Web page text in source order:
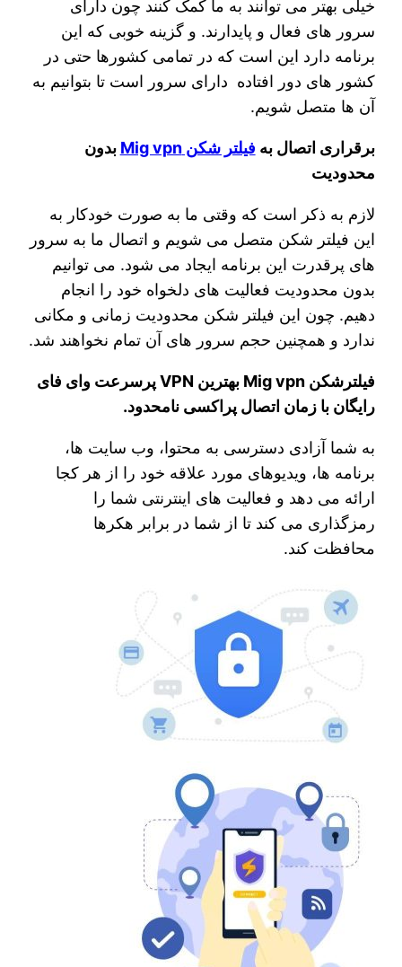
خیلی بهتر می‌ توانند به ما کمک کنند چون دارای
سرور های فعال و پایدارند. و گزینه خوبی که این
برنامه دارد این است که در تمامی کشورها حتی در
کشور های دور افتاده دارای سرور است تا بتوانیم به
آن ها متصل شویم.
برقراری اتصال به فیلتر شکن Mig vpn
بدون
محدودیت
لازم به ذکر است که وقتی ما به صورت خودکار به
این فیلتر شکن متصل می‌ شویم و اتصال ما به سرور
های پرقدرت این برنامه ایجاد می‌ شود. می‌ توانیم
بدون محدودیت فعالیت‌ های دلخواه خود را انجام
دهیم. چون این فیلتر شکن محدودیت زمانی و مکانی
ندارد و همچنین حجم سرور های آن تمام نخواهند شد.
فیلترشکن Mig vpn بهترین VPN پرسرعت وای فای
رایگان با زمان اتصال پراکسی نامحدود.
به شما آزادی دسترسی به محتوا، وب سایت ها،
برنامه ها، ویدیوهای مورد علاقه خود را از هر کجا
ارائه می دهد و فعالیت های اینترنتی شما را
رمزگذاری می کند تا از شما در برابر هکرها
محافظت کند.